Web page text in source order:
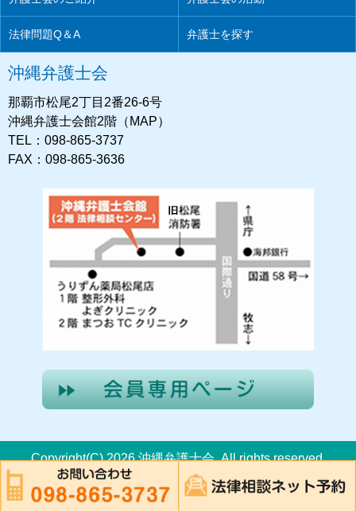
法律問題Q＆A 弁護士を探す
沖縄弁護士会
那覇市松尾2丁目2番26-6号
沖縄弁護士会館2階（MAP）
TEL：098-865-3737
FAX：098-865-3636
Copyright(C) 2026 沖縄弁護士会. All rights reserved.